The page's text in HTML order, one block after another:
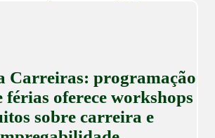
Carreiras: programação
férias oferece workshops
sobre carreira e